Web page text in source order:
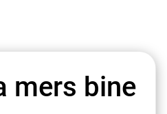
mers bine